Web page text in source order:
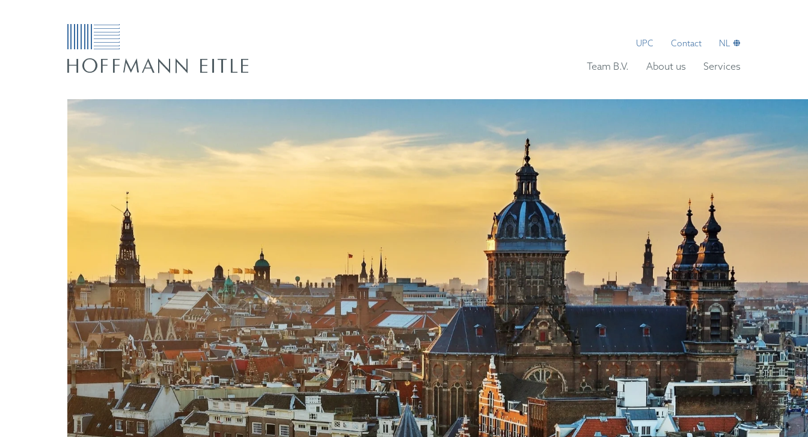
UPC Contact NL
Team B.V. About us Services